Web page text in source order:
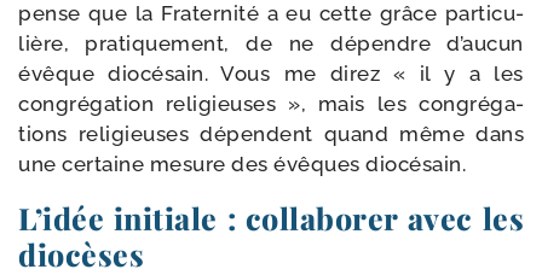
pense que la Fraternité a eu cette grâce par­ti­cu­
lière, pra­ti­que­ment, de ne dépendre d’au­cun
évêque dio­cé­sain. Vous me direz « il y a les
congré­ga­tion reli­gieuses », mais les congré­ga­
tions reli­gieuses dépendent quand même dans
une cer­taine mesure des évêques diocésain.
L’idée initiale : collaborer avec les
diocèses